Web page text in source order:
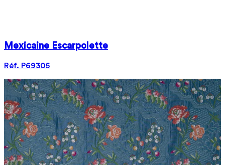
Mexicaine Escarpolette
Réf. P69305